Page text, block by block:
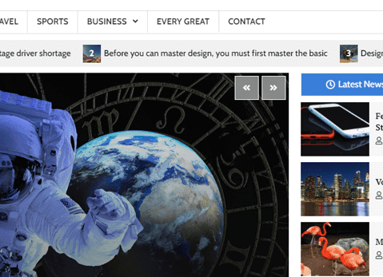
Versija
Atnaujinta
Aktyvių instaliacijų
WordPress versija
PHP versija
Temos pradinis puslapis